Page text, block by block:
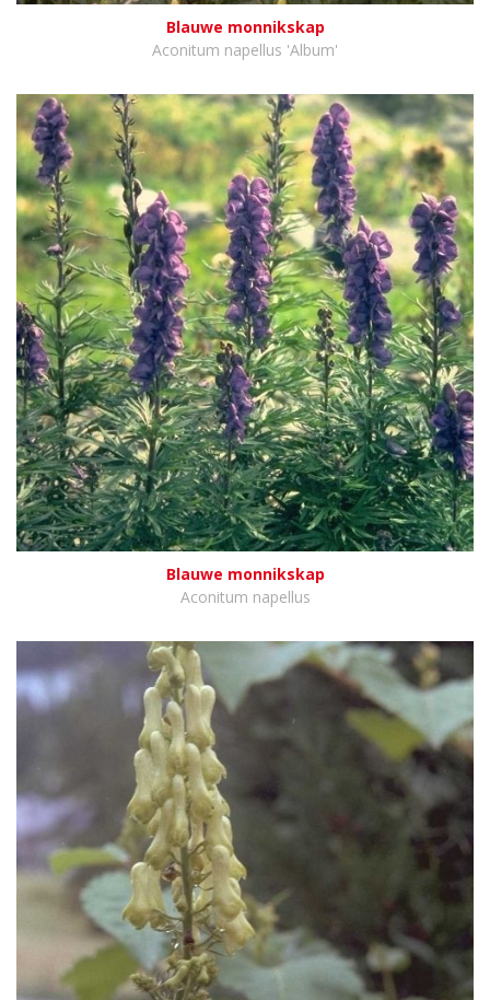
Blauwe monnikskap
Aconitum napellus 'Album'
Blauwe monnikskap
Aconitum napellus